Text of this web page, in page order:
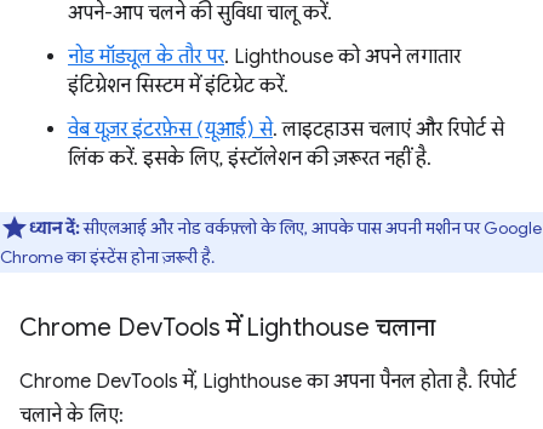
अपने-आप चलने की सुविधा चालू करें.
नोड मॉड्यूल के तौर पर. Lighthouse को अपने लगातार
इंटिग्रेशन सिस्टम में इंटिग्रेट करें.
वेब यूज़र इंटरफ़ेस (यूआई) से. लाइटहाउस चलाएं और रिपोर्ट से
लिंक करें. इसके लिए, इंस्टॉलेशन की ज़रूरत नहीं है.
ध्यान दें:सीएलआई और नोड वर्कफ़्लो के लिए, आपके पास अपनी मशीन पर Google
Chrome का इंस्टेंस होना ज़रूरी है.
Chrome DevTools में Lighthouse चलाना
Chrome DevTools में, Lighthouse का अपना पैनल होता है. रिपोर्ट
चलाने के लिए: